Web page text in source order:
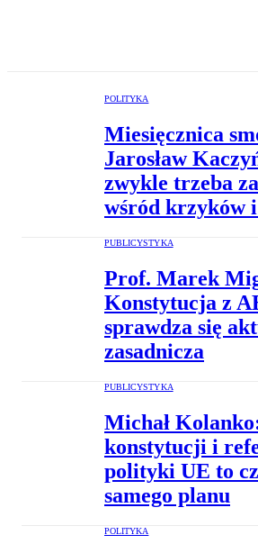
POLITYKA
Miesięcznica
Jarosław
zwykle trzeba
wśród krzyków
PUBLICYSTYKA
Prof. Marek
Konstytucja z
sprawdza się
zasadnicza
PUBLICYSTYKA
Michał
konstytucji i
polityki UE to
samego planu
POLITYKA